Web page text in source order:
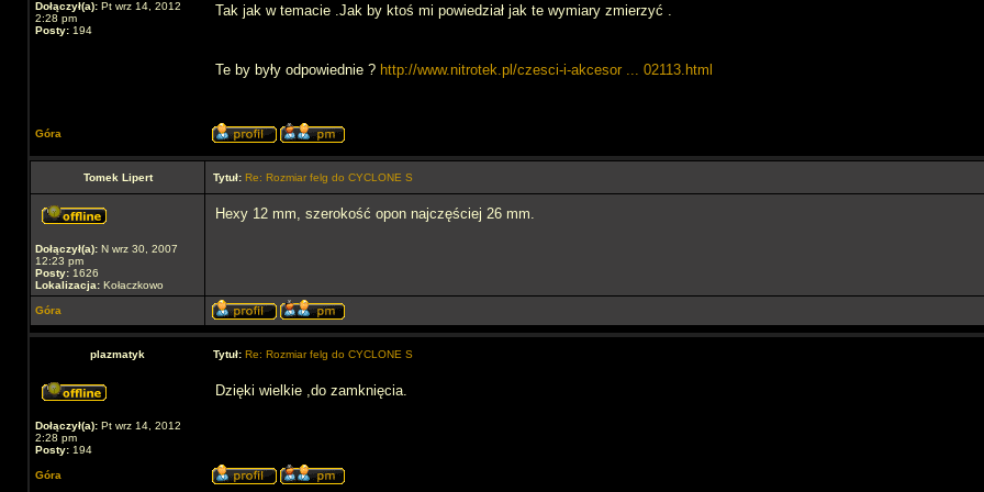
Dołączył(a): Pt wrz 14, 2012
2:28 pm
Posty: 194
Tak jak w temacie .Jak by ktoś mi powiedział jak te wymiary zmierzyć .
Te by były odpowiednie ? http://www.nitrotek.pl/czesci-i-akcesor ... 02113.html
Góra
Tomek Lipert Tytuł: Re: Rozmiar felg do CYCLONE S
Dołączył(a): N wrz 30, 2007
12:23 pm
Posty: 1626
Lokalizacja: Kołaczkowo
Hexy 12 mm, szerokość opon najczęściej 26 mm.
Góra
plazmatyk Tytuł: Re: Rozmiar felg do CYCLONE S
Dołączył(a): Pt wrz 14, 2012
2:28 pm
Posty: 194
Dzięki wielkie ,do zamknięcia.
Góra